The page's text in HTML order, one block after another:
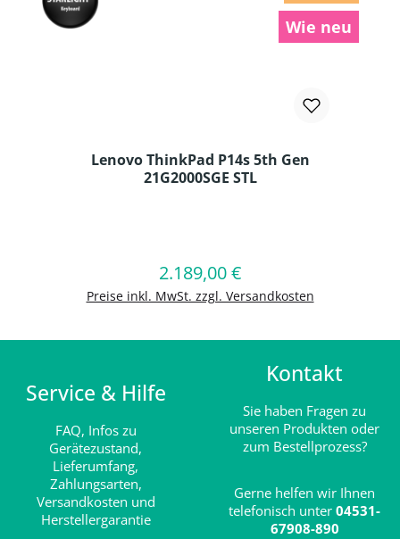
Wie neu
Lenovo ThinkPad P14s 5th Gen
21G2000SGE STL
Regulärer Preis:
2.189,00 €
Preise inkl. MwSt. zzgl. Versandkosten
In den Warenkorb
Service & Hilfe
FAQ, Infos zu
Gerätezustand,
Lieferumfang,
Zahlungsarten,
Versandkosten und
Herstellergarantie
Kontakt
Sie haben Fragen zu
unseren Produkten oder
zum Bestellprozess?
Gerne helfen wir Ihnen
telefonisch unter 04531-
67908-890